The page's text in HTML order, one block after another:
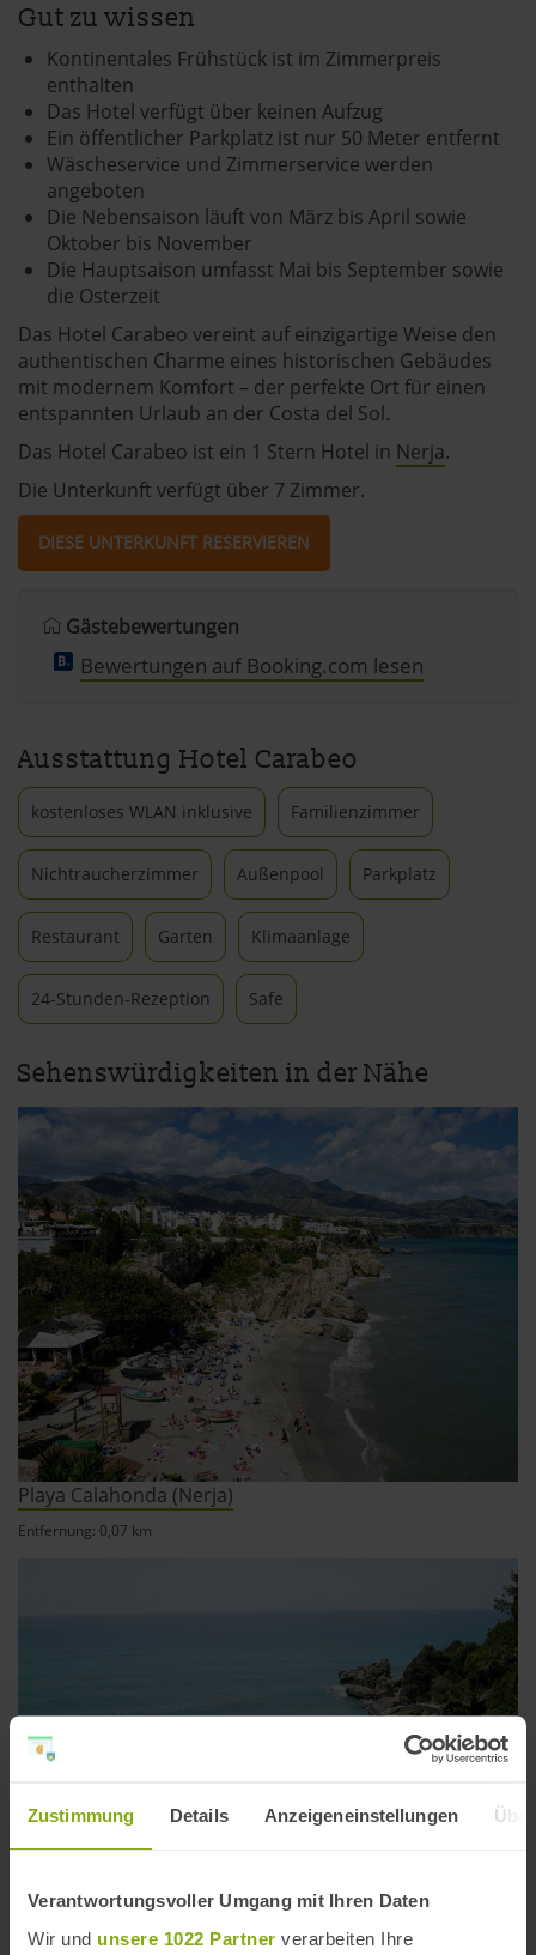
Zustimmung Details Anzeigeneinstellungen
Verantwortungsvoller Umgang mit Ihren Daten
Wir und unsere 1022 Partner verarbeiten Ihre
Gut zu wissen
Kontinentales Frühstück ist im Zimmerpreis
enthalten
Das Hotel verfügt über keinen Aufzug
Ein öffentlicher Parkplatz ist nur 50 Meter entfernt
Wäscheservice und Zimmerservice werden
angeboten
Die Nebensaison läuft von März bis April sowie
Oktober bis November
Die Hauptsaison umfasst Mai bis September sowie
die Osterzeit
Das Hotel Carabeo vereint auf einzigartige Weise den
authentischen Charme eines historischen Gebäudes
mit modernem Komfort – der perfekte Ort für einen
entspannten Urlaub an der Costa del Sol.
Das Hotel Carabeo ist ein 1 Stern Hotel in Nerja.
Die Unterkunft verfügt über 7 Zimmer.
DIESE UNTERKUNFT RESERVIEREN
Gästebewertungen
Bewertungen auf Booking.com lesen
Ausstattung Hotel Carabeo
kostenloses WLAN inklusive Familienzimmer
Nichtraucherzimmer Außenpool Parkplatz
Restaurant Garten Klimaanlage
24-Stunden-Rezeption Safe
Sehenswürdigkeiten in der Nähe
Playa Calahonda (Nerja)
Entfernung: 0,07 km
Playa Carabeillo Chico